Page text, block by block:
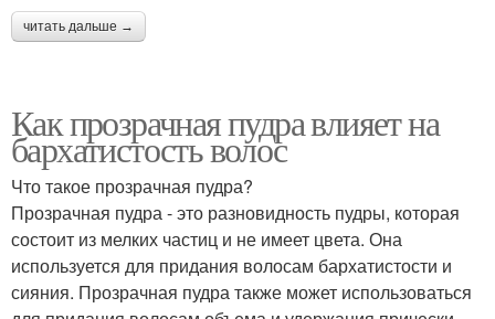
читать дальше →
Как прозрачная пудра влияет на
бархатистость волос
Что такое прозрачная пудра?
Прозрачная пудра - это разновидность пудры, которая
состоит из мелких частиц и не имеет цвета. Она
используется для придания волосам бархатистости и
сияния. Прозрачная пудра также может использоваться